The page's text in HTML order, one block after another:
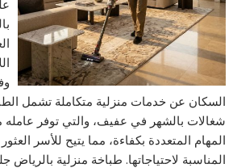
السكان عن خدمات منزلية متكاملة تشمل
شغالات بالشهر في عفيف، والتي توفر عامله
المهام المتعددة بكفاءة، مما يتيح للأسر
المناسبة لاحتياجاتها. طباخة منزلية بالرياض